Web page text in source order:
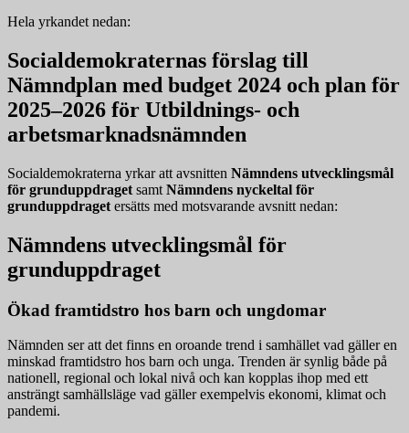
Hela yrkandet nedan:
Socialdemokraternas förslag till
Nämndplan med budget 2024 och plan för
2025–2026 för Utbildnings- och
arbetsmarknadsnämnden
Socialdemokraterna yrkar att avsnitten Nämndens utvecklingsmål
för grunduppdraget samt Nämndens nyckeltal för
grunduppdraget ersätts med motsvarande avsnitt nedan:
Nämndens utvecklingsmål för
grunduppdraget
Ökad framtidstro hos barn och ungdomar
Nämnden ser att det finns en oroande trend i samhället vad gäller en
minskad framtidstro hos barn och unga. Trenden är synlig både på
nationell, regional och lokal nivå och kan kopplas ihop med ett
ansträngt samhällsläge vad gäller exempelvis ekonomi, klimat och
pandemi.